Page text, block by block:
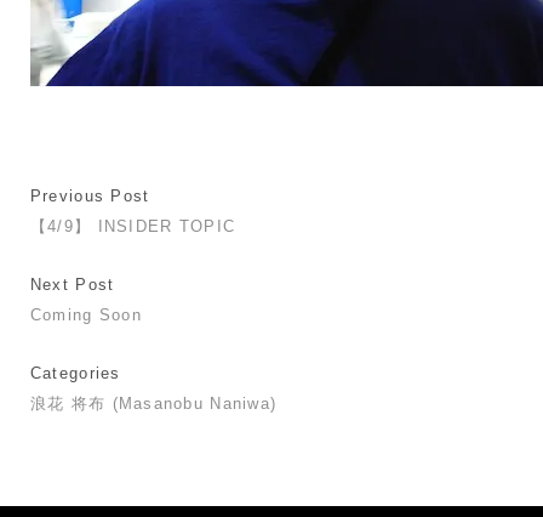
Previous Post
【4/9】 INSIDER TOPIC
Next Post
Coming Soon
Categories
浪花 将布 (Masanobu Naniwa)